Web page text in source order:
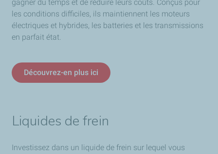
gagner du temps et de réduire leurs coûts. Conçus pour
les conditions difficiles, ils maintiennent les moteurs
électriques et hybrides, les batteries et les transmissions
en parfait état.
Découvrez-en plus ici
Liquides de frein
Investissez dans un liquide de frein sur lequel vous